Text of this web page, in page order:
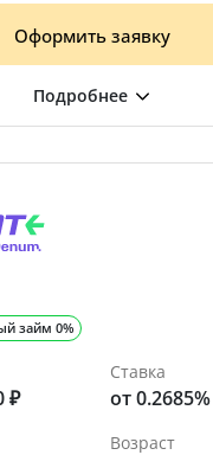
Оформить заявку
займ 0%
₽
Ставка
от 0.2685%
Возраст